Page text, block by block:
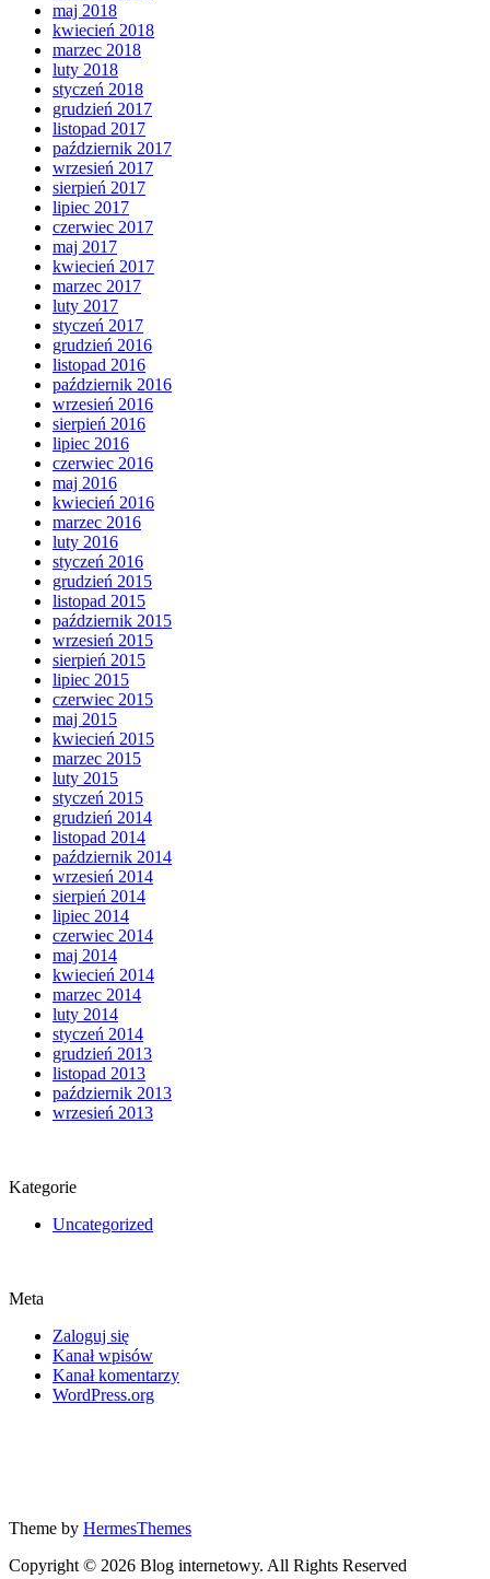
maj 2018
kwiecień 2018
marzec 2018
luty 2018
styczeń 2018
grudzień 2017
listopad 2017
październik 2017
wrzesień 2017
sierpień 2017
lipiec 2017
czerwiec 2017
maj 2017
kwiecień 2017
marzec 2017
luty 2017
styczeń 2017
grudzień 2016
listopad 2016
październik 2016
wrzesień 2016
sierpień 2016
lipiec 2016
czerwiec 2016
maj 2016
kwiecień 2016
marzec 2016
luty 2016
styczeń 2016
grudzień 2015
listopad 2015
październik 2015
wrzesień 2015
sierpień 2015
lipiec 2015
czerwiec 2015
maj 2015
kwiecień 2015
marzec 2015
luty 2015
styczeń 2015
grudzień 2014
listopad 2014
październik 2014
wrzesień 2014
sierpień 2014
lipiec 2014
czerwiec 2014
maj 2014
kwiecień 2014
marzec 2014
luty 2014
styczeń 2014
grudzień 2013
listopad 2013
październik 2013
wrzesień 2013
Kategorie
Uncategorized
Meta
Zaloguj się
Kanał wpisów
Kanał komentarzy
WordPress.org
Theme by HermesThemes
Copyright © 2026 Blog internetowy. All Rights Reserved